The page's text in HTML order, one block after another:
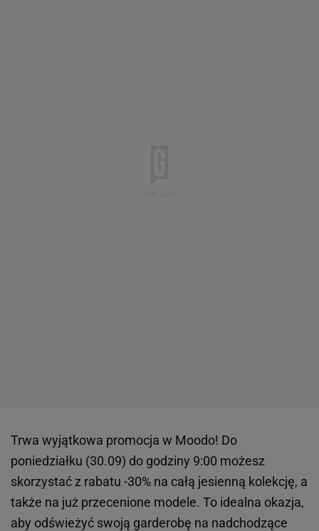
Trwa wyjątkowa promocja w Moodo! Do
poniedziałku (30.09) do godziny 9:00 możesz
skorzystać z rabatu -30% na całą jesienną kolekcję, a
także na już przecenione modele. To idealna okazja,
aby odświeżyć swoją garderobę na nadchodzące